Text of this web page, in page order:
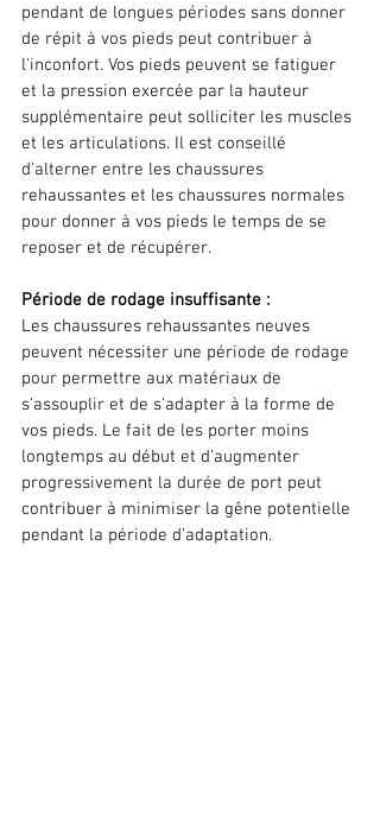
pendant de longues périodes sans donner
de répit à vos pieds peut contribuer à
l'inconfort. Vos pieds peuvent se fatiguer
et la pression exercée par la hauteur
supplémentaire peut solliciter les muscles
et les articulations. Il est conseillé
d'alterner entre les chaussures
rehaussantes et les chaussures normales
pour donner à vos pieds le temps de se
reposer et de récupérer.
Période de rodage insuffisante :
Les chaussures rehaussantes neuves
peuvent nécessiter une période de rodage
pour permettre aux matériaux de
s'assouplir et de s'adapter à la forme de
vos pieds. Le fait de les porter moins
longtemps au début et d'augmenter
progressivement la durée de port peut
contribuer à minimiser la gêne potentielle
pendant la période d'adaptation.